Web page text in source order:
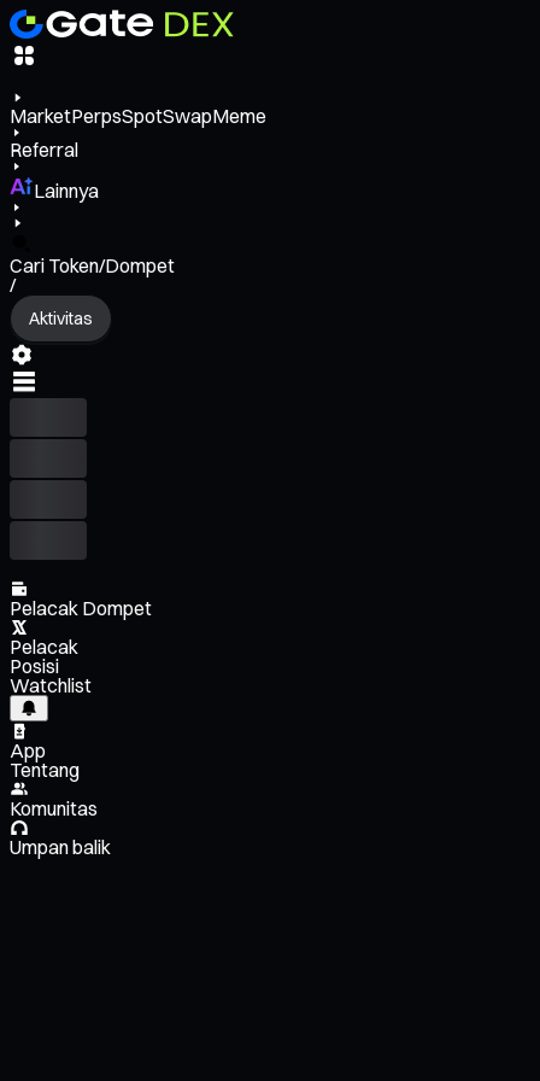
MarketPerpsSpotSwapMeme
Referral
Lainnya
Cari Token/Dompet
/
Aktivitas
Pelacak Dompet
Pelacak
Posisi
Watchlist
App
Tentang
Komunitas
Umpan balik